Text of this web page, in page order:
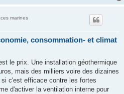
marines
consommation- et climat
le prix. Une installation géothermique
mais des milliers voire des dizaines
c'est efficace contre les fortes
d'activer la ventilation interne pour